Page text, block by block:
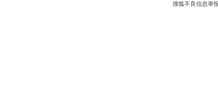
搜狐不良信息举